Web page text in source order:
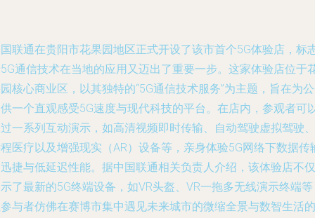
联通在贵阳市花果园地区正式开设了该市首个5G体验店，标
通信技术在当地的应用又迈出了重要一步。这家体验店位于
核心商业区，以其独特的“5G通信技术服务”为主题，旨在为
一个直观感受5G速度与现代科技的平台。在店内，参观者可
一系列互动演示，如高清视频即时传输、自动驾驶虚拟驾驶、
医疗以及增强现实（AR）设备等，亲身体验5G网络下数据传
捷与低延迟性能。据中国联通相关负责人介绍，该体验店不仅
了最新的5G终端设备，如VR头盔、VR一拖多无线演示终端
与者仿佛在赛博市集中遇见未来城市的微缩全景与数智生活的